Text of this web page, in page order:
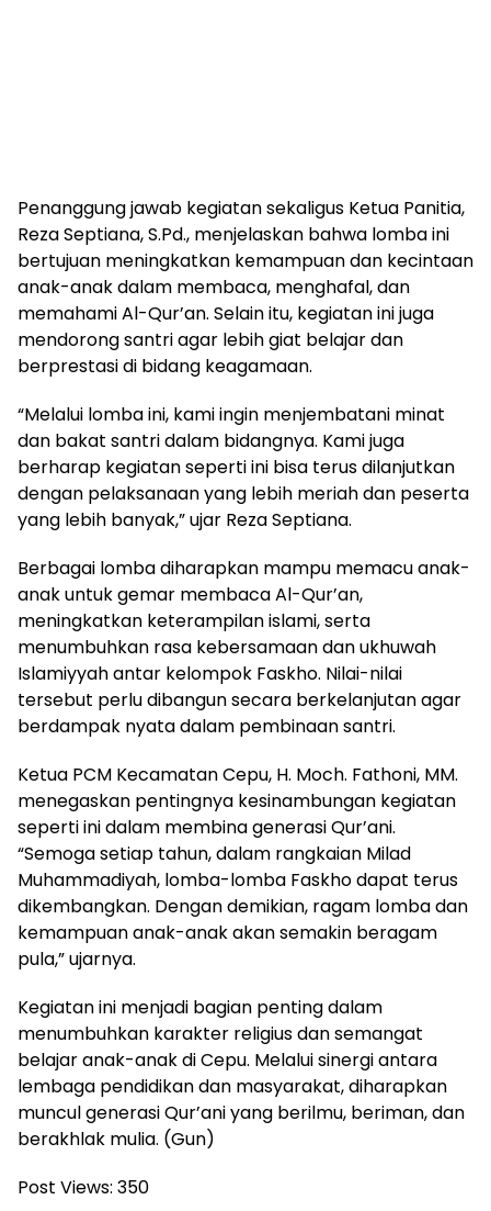
Penanggung jawab kegiatan sekaligus Ketua Panitia,
Reza Septiana, S.Pd., menjelaskan bahwa lomba ini
bertujuan meningkatkan kemampuan dan kecintaan
anak-anak dalam membaca, menghafal, dan
memahami Al-Qur’an. Selain itu, kegiatan ini juga
mendorong santri agar lebih giat belajar dan
berprestasi di bidang keagamaan.
“Melalui lomba ini, kami ingin menjembatani minat
dan bakat santri dalam bidangnya. Kami juga
berharap kegiatan seperti ini bisa terus dilanjutkan
dengan pelaksanaan yang lebih meriah dan peserta
yang lebih banyak,” ujar Reza Septiana.
Berbagai lomba diharapkan mampu memacu anak-
anak untuk gemar membaca Al-Qur’an,
meningkatkan keterampilan islami, serta
menumbuhkan rasa kebersamaan dan ukhuwah
Islamiyyah antar kelompok Faskho. Nilai-nilai
tersebut perlu dibangun secara berkelanjutan agar
berdampak nyata dalam pembinaan santri.
Ketua PCM Kecamatan Cepu, H. Moch. Fathoni, MM.
menegaskan pentingnya kesinambungan kegiatan
seperti ini dalam membina generasi Qur’ani.
“Semoga setiap tahun, dalam rangkaian Milad
Muhammadiyah, lomba-lomba Faskho dapat terus
dikembangkan. Dengan demikian, ragam lomba dan
kemampuan anak-anak akan semakin beragam
pula,” ujarnya.
Kegiatan ini menjadi bagian penting dalam
menumbuhkan karakter religius dan semangat
belajar anak-anak di Cepu. Melalui sinergi antara
lembaga pendidikan dan masyarakat, diharapkan
muncul generasi Qur’ani yang berilmu, beriman, dan
berakhlak mulia. (Gun)
Post Views: 350